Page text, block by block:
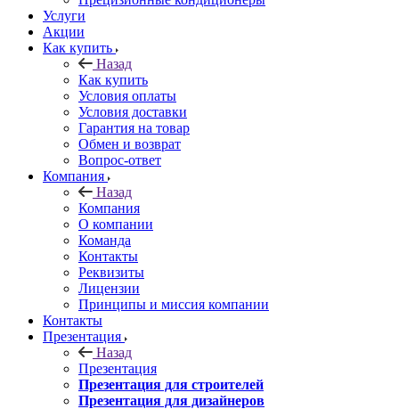
Услуги
Акции
Как купить
Назад
Как купить
Условия оплаты
Условия доставки
Гарантия на товар
Обмен и возврат
Вопрос-ответ
Компания
Назад
Компания
О компании
Команда
Контакты
Реквизиты
Лицензии
Принципы и миссия компании
Контакты
Презентация
Назад
Презентация
Презентация для строителей
Презентация для дизайнеров